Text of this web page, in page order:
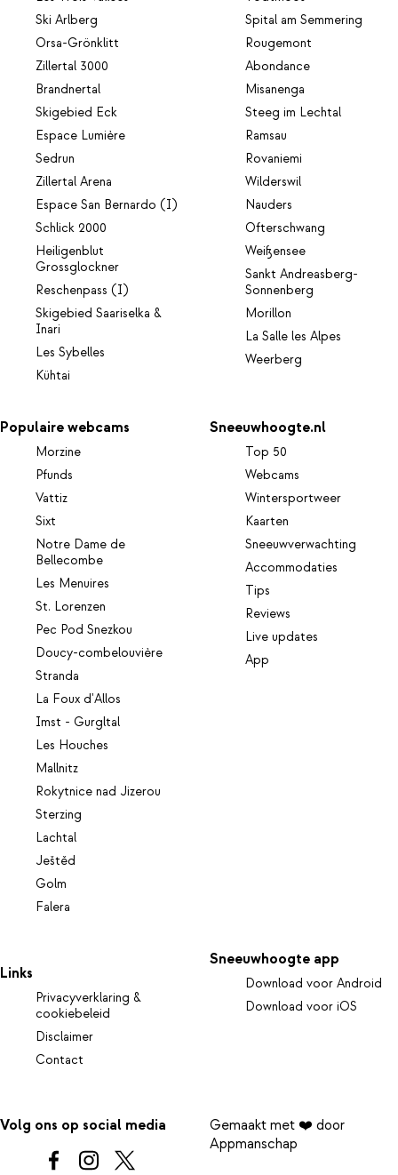
Ski Arlberg
Orsa-Grönklitt
Zillertal 3000
Brandnertal
Skigebied Eck
Espace Lumière
Sedrun
Zillertal Arena
Espace San Bernardo (I)
Schlick 2000
Heiligenblut
Grossglockner
Reschenpass (I)
Skigebied Saariselka &
Inari
Les Sybelles
Kühtai
Spital am Semmering
Rougemont
Abondance
Misanenga
Steeg im Lechtal
Ramsau
Rovaniemi
Wilderswil
Nauders
Ofterschwang
Weißensee
Sankt Andreasberg-
Sonnenberg
Morillon
La Salle les Alpes
Weerberg
Populaire webcams
Morzine
Pfunds
Vattiz
Sixt
Notre Dame de
Bellecombe
Les Menuires
St. Lorenzen
Pec Pod Snezkou
Doucy-combelouvière
Stranda
La Foux d'Allos
Imst - Gurgltal
Les Houches
Mallnitz
Rokytnice nad Jizerou
Sterzing
Lachtal
Ještěd
Golm
Falera
Sneeuwhoogte.nl
Top 50
Webcams
Wintersportweer
Kaarten
Sneeuwverwachting
Accommodaties
Tips
Reviews
Live updates
App
Links
Privacyverklaring &
cookiebeleid
Disclaimer
Contact
Sneeuwhoogte app
Download voor Android
Download voor iOS
Volg ons op social media
Gemaakt met ❤️ door
Appmanschap